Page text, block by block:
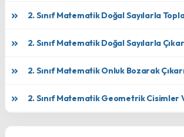
2. Sınıf Matematik Doğal Sayılarla
2. Sınıf Matematik Doğal Sayılarla
2. Sınıf Matematik Onluk Bozarak
2. Sınıf Matematik Geometrik Cisimler